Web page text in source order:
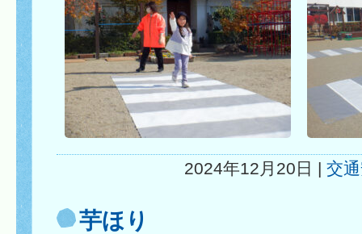
2024年12月20日 | 交
芋ほり